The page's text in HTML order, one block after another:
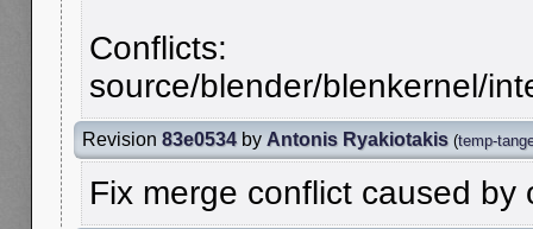
Conflicts:
source/blender/blenkernel/
Revision 83e0534by Antonis Ryakiotakis (temp-
Fix merge conflict caused by